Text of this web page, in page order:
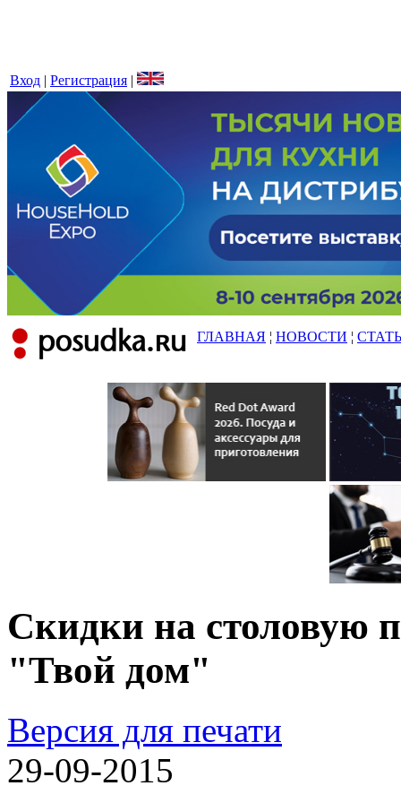
Вход | Регистрация |
ГЛАВНАЯ ¦ НОВОСТИ ¦
Скидки на столовую
"Твой дом"
Версия для печати
29-09-2015